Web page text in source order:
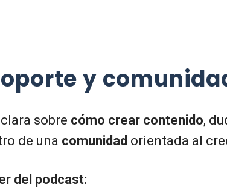
y
sobre cómo crear contenido,
de una comunidad orientada al
del podcast: